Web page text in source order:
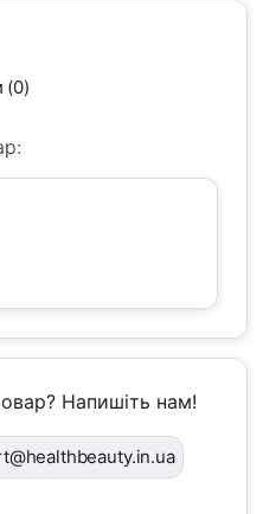
(0)
Напишіть нам!